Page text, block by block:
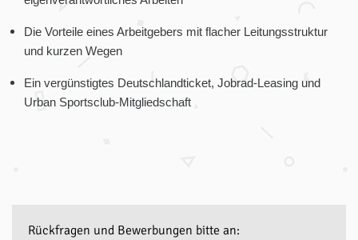
Die Vorteile eines Arbeitgebers mit flacher Leitungsstruktur
und kurzen Wegen
Ein vergünstigtes Deutschlandticket, Jobrad-Leasing und
Urban Sportsclub-Mitgliedschaft
Rückfragen und Bewerbungen bitte an: